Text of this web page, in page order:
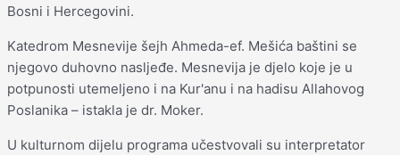
Bosni i Hercegovini.
Katedrom Mesnevije šejh Ahmeda-ef. Mešića baštini se
njegovo duhovno nasljeđe. Mesnevija je djelo koje je u
potpunosti utemeljeno i na Kur'anu i na hadisu Allahovog
Poslanika – istakla je dr. Moker.
U kulturnom dijelu programa učestvovali su interpretator